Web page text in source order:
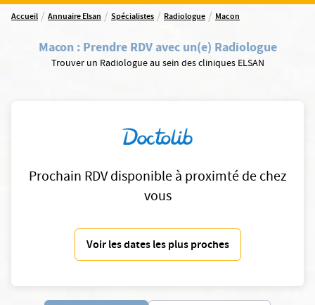
Accueil / Annuaire Elsan / Spécialistes / Radiologue / Macon
Macon: Prendre RDV avec un(e) Radiologue
Trouver un Radiologue au sein des cliniques ELSAN
Prochain RDV disponible à proximté de chez
vous
Voir les dates les plus proches